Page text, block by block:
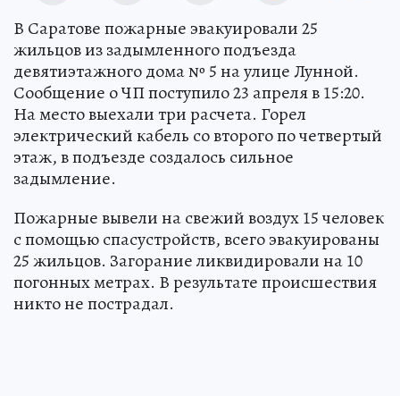
В Саратове пожарные эвакуировали 25
жильцов из задымленного подъезда
девятиэтажного дома № 5 на улице Лунной.
Сообщение о ЧП поступило 23 апреля в 15:20.
На место выехали три расчета. Горел
электрический кабель со второго по четвертый
этаж, в подъезде создалось сильное
задымление.
Пожарные вывели на свежий воздух 15 человек
с помощью спасустройств, всего эвакуированы
25 жильцов. Загорание ликвидировали на 10
погонных метрах. В результате происшествия
никто не пострадал.